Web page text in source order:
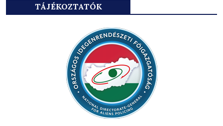
TÁJÉKOZTATÓK